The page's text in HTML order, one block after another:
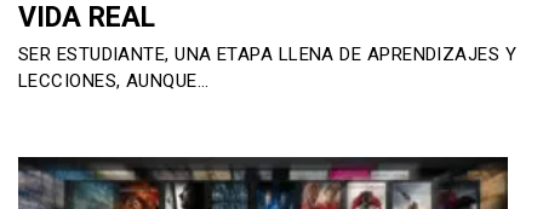
VIDA REAL
SER ESTUDIANTE, UNA ETAPA LLENA DE APRENDIZAJES Y
LECCIONES, AUNQUE…